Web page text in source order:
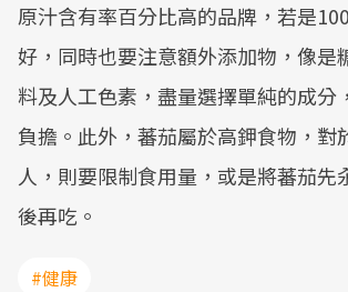
原汁含有率百分比高的品牌，若是
好，同時也要注意額外添加物，像是
料及人工色素，盡量選擇單純的成分
負擔。此外，蕃茄屬於高鉀食物，對
人，則要限制食用量，或是將蕃茄先
後再吃。
#健康